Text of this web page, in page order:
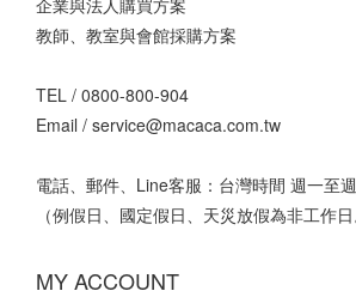
教師、教室與會館採購方案
TEL / 0800-800-904
Email / service@macaca.com.tw
電話、郵件、Line客服：台灣時間 週一至
（例假日、國定假日、天災放假為非工作日
MY ACCOUNT